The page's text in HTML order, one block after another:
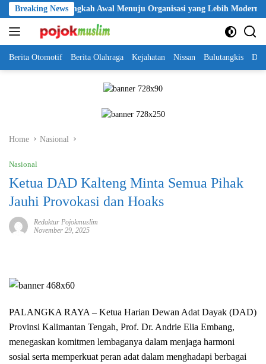
Skip
to
content
Breaking News
Jadi Langkah Awal Menuju Organisasi yang Lebih Modern
Berita Otomotif Berita Olahraga Kejahatan Nissan Bulutangkis
Home Nasional
Nasional
Ketua DAD Kalteng Minta Semua Pihak
Jauhi Provokasi dan Hoaks
Redaktur Pojokmuslim
November 29, 2025
PALANGKA RAYA – Ketua Harian Dewan Adat Dayak (DAD)
Provinsi Kalimantan Tengah, Prof. Dr. Andrie Elia Embang,
menegaskan komitmen lembaganya dalam menjaga harmoni
sosial serta memperkuat peran adat dalam menghadapi berbagai